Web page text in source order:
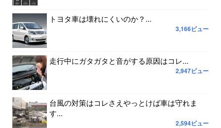
トヨタ車は壊れにくいのか？...
3,166ビュー
走行中にガタガタと音がする原因はコレ...
2,947ビュー
台風の対策はコレさえやっとけば車は守れま
す...
2,594ビュー